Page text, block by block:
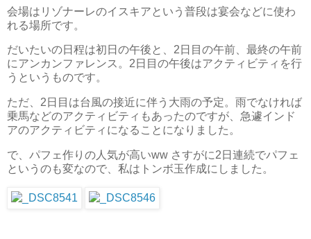
会場はリゾナーレのイスキアという普段は宴会などに使わ
れる場所です。
だいたいの日程は初日の午後と、2日目の午前、最終の午前
にアンカンファレンス。2日目の午後はアクティビティを行
うというものです。
ただ、2日目は台風の接近に伴う大雨の予定。雨でなければ
乗馬などのアクティビティもあったのですが、急遽インド
アのアクティビティになることになりました。
で、パフェ作りの人気が高いww さすがに2日連続でパフェ
というのも変なので、私はトンボ玉作成にしました。